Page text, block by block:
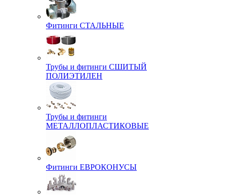
Фитинги СТАЛЬНЫЕ
Трубы и фитинги СШИТЫЙ
ПОЛИЭТИЛЕН
Трубы и фитинги
МЕТАЛЛОПЛАСТИКОВЫЕ
Фитинги ЕВРОКОНУСЫ